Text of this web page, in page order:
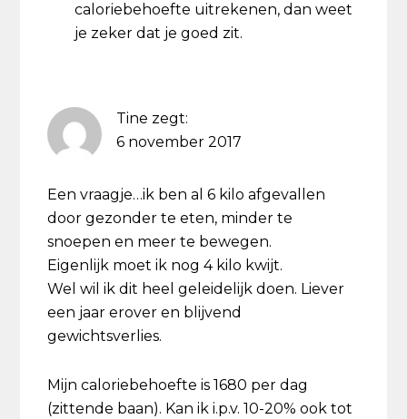
caloriebehoefte uitrekenen, dan weet
je zeker dat je goed zit.
Tine zegt:
6 november 2017
Een vraagje…ik ben al 6 kilo afgevallen
door gezonder te eten, minder te
snoepen en meer te bewegen.
Eigenlijk moet ik nog 4 kilo kwijt.
Wel wil ik dit heel geleidelijk doen. Liever
een jaar erover en blijvend
gewichtsverlies.
Mijn caloriebehoefte is 1680 per dag
(zittende baan). Kan ik i.p.v. 10-20% ook tot